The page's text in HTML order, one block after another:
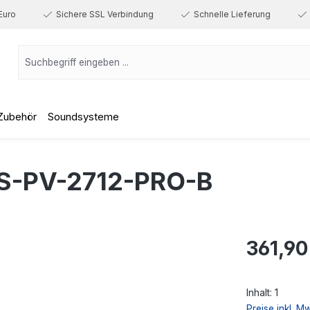
Sichere SSL Verbindung Schnelle Lieferung
Soundsysteme
PV-2712-PRO-B
Regulärer Preis:
Inhalt: 1